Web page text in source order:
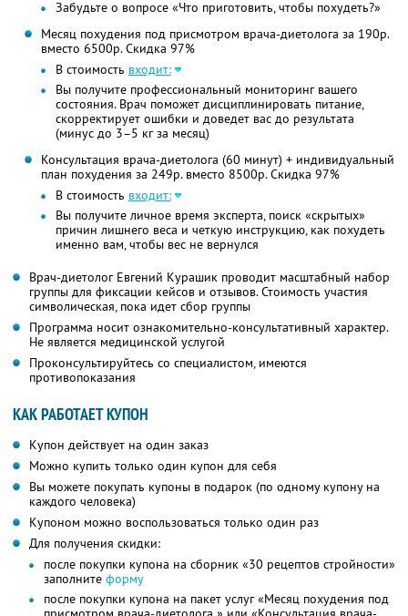
Забудьте о вопросе «Что приготовить, чтобы похудеть?»
Месяц похудения под присмотром врача-диетолога за 190р.
вместо 6500р. Скидка 97%
В стоимость входит:
Вы получите профессиональный мониторинг вашего
состояния. Врач поможет дисциплинировать питание,
скорректирует ошибки и доведет вас до результата
(минус до 3–5 кг за месяц)
Консультация врача-диетолога (60 минут) + индивидуальный
план похудения за 249р. вместо 8500р. Скидка 97%
В стоимость входит:
Вы получите личное время эксперта, поиск «скрытых»
причин лишнего веса и четкую инструкцию, как похудеть
именно вам, чтобы вес не вернулся
Врач-диетолог Евгений Курашик проводит масштабный набор
группы для фиксации кейсов и отзывов. Стоимость участия
символическая, пока идет сбор группы
Программа носит ознакомительно-консультативный характер.
Не является медицинской услугой
Проконсультируйтесь со специалистом, имеются
противопоказания
КАК РАБОТАЕТ КУПОН
Купон действует на один заказ
Можно купить только один купон для себя
Вы можете покупать купоны в подарок (по одному купону на
каждого человека)
Купоном можно воспользоваться только один раз
Для получения скидки:
после покупки купона на сборник «30 рецептов стройности»
заполните форму
после покупки купона на пакет услуг «Месяц похудения под